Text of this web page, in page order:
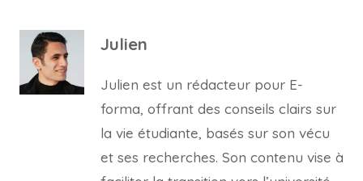
Julien
Julien est un rédacteur pour E-
forma, offrant des conseils clairs sur
la vie étudiante, basés sur son vécu
et ses recherches. Son contenu vise à